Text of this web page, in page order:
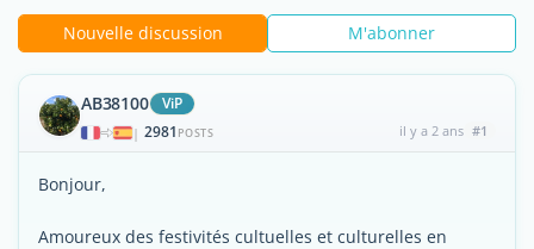
Nouvelle discussion M'abonner
AB38100 ViP
| 2981 POSTS il y a 2 ans #1
Bonjour,
Amoureux des festivités cultuelles et culturelles en